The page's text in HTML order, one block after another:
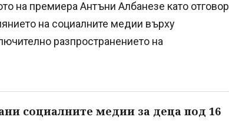
на премиера Антъни Албанезе като отговор
на социалните медии върху
разпространението на
социалните медии за деца под 16